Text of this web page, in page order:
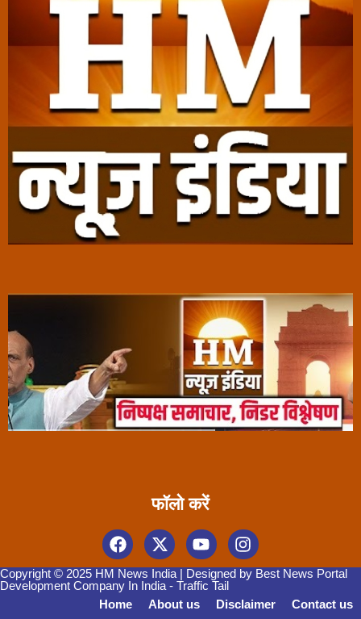
फॉलो करें
Copyright © 2025 HM News India | Designed by Best News Portal
Development Company In India- Traffic Tail
Home
About us Disclaimer Contact us